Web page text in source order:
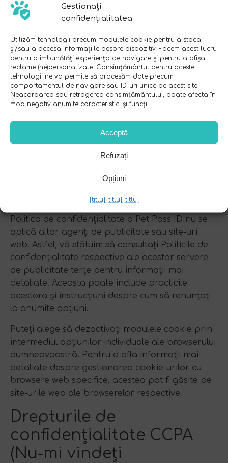
Gestionați
confidențialitatea
Utilizăm tehnologii precum modulele cookie pentru a stoca
și/sau a accesa informațiile despre dispozitiv. Facem acest lucru
pentru a îmbunătăți experiența de navigare și pentru a afișa
reclame (ne)personalizate. Consimțământul pentru aceste
tehnologii ne va permite să procesăm date precum
comportamentul de navigare sau ID-uri unice pe acest site.
Neacordarea sau retragerea consimțământului, poate afecta în
mod negativ anumite caracteristici și funcții.
Acceptă
Refuzați
Opțiuni
{titlu}{titlu}{titlu}
browserul utilizatorilor. Aceștia primesc în mod
automat adresa dumneavoastră IP atunci când
acest lucru se întâmplă. Aceste tehnologii sunt
utilizate pentru a măsura eficiența campaniilor
lor publicitare și/sau pentru a personaliza
conținutul publicitar pe care îl vedeți pe site-urile
web pe care le vizitați.
Rețineți că Pet Pass ID nu are acces sau control
asupra acestor cookie-uri care sunt utilizate de
către agenții de publicitate terți.
Politicile de
confidențialitate ale
Politica de confidențialitate a Pet Pass ID nu se
aplică altor agenți de publicitate sau site-uri
web. Astfel, vă sfătuim să consultați Politicile de
confidențialitate respective ale acestor servere
de publicitate terțe pentru informații mai
detaliate. Aceasta poate include practicile
acestora și instrucțiuni despre cum să renunțați
la anumite opțiuni.
Puteți alege să dezactivați modulele cookie prin
intermediul opțiunilor individuale ale browserului
dumneavoastră. Pentru a afla informații mai
detaliate despre gestionarea cookie-urilor cu
browsere web specifice, acestea pot fi găsite pe
site-urile web ale browserelor respective.
Drepturile de
confidențialitate CCPA
(Nu-mi vindeți